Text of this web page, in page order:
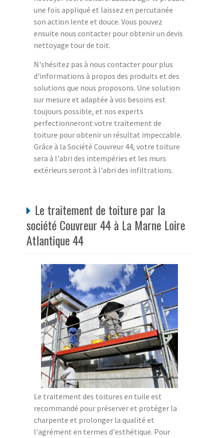
une fois appliqué et laissez en percutanée
son action lente et douce. Vous pouvez
ensuite nous contacter pour obtenir un devis
nettoyage tour de toit.
N'shésitez pas à nous contacter pour plus
d'informations à propos des produits et des
solutions que nous proposons. Une solution
sur mesure et adaptée à vos besoins est
toujours possible, et nos experts
perfectionneront votre traitement de
toiture pour obtenir un résultat impeccable.
Grâce à la Société Couvreur 44, votre toiture
sera à l'abri des intempéries et les murs
extérieurs seront à l'abri des infiltrations.
Le traitement de toiture par la
société Couvreur 44 à La Marne Loire
Atlantique 44
Le traitement des toitures en tuile est
recommandé pour préserver et protéger la
charpente et prolonger la qualité et
l'agrément en termes d'esthétique. Pour